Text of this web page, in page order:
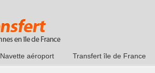
Navette aéroport Transfert île de France